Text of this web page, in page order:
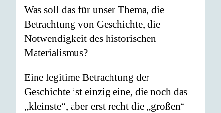
Was soll das für unser Thema, die
Betrachtung von Geschichte, die
Notwendigkeit des historischen
Materialismus?
Eine legitime Betrachtung der
Geschichte ist einzig eine, die noch das
„kleinste“, aber erst recht die „großen“